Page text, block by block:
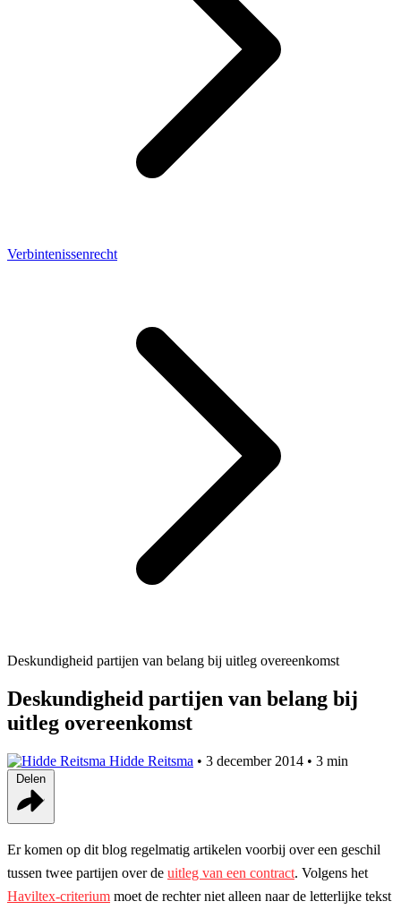
Verbintenissenrecht
Deskundigheid partijen van belang bij uitleg overeenkomst
Deskundigheid partijen van belang bij
uitleg overeenkomst
Hidde Reitsma • 3 december 2014 • 3 min
Er komen op dit blog regelmatig artikelen voorbij over een geschil
tussen twee partijen over de uitleg van een contract. Volgens het
Haviltex-criterium moet de rechter niet alleen naar de letterlijke tekst